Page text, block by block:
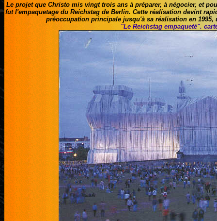
Le projet que Christo mis vingt trois ans à préparer, à négocier, et
fut l'empaquetage du Reichstag de Berlin. Cette réalisation devint
préoccupation principale jusqu'à sa réalisation en
"Le Reichstag empaqueté".